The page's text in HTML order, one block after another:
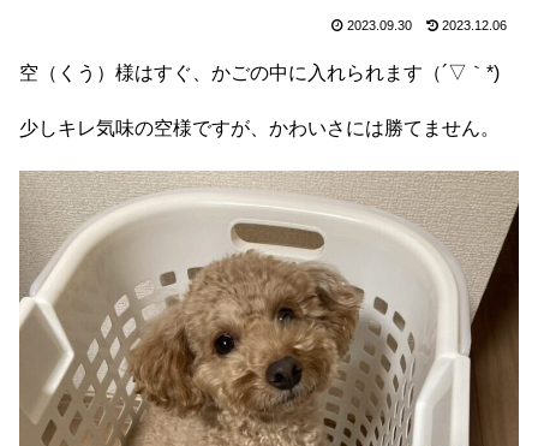
2023.09.30 2023.12.06
空（くう）様はすぐ、かごの中に入れられます（´▽｀*)
少しキレ気味の空様ですが、かわいさには勝てません。